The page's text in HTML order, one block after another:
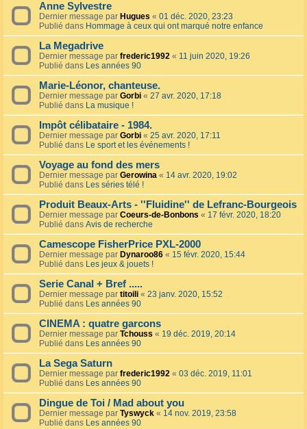
Anne Sylvestre
Dernier message par Hugues « 01 déc. 2020, 23:23
Publié dans Hommage à ceux qui ont marqué notre enfance
La Megadrive
Dernier message par frederic1992 « 11 juin 2020, 19:26
Publié dans Les années 90
Marie-Léonor, chanteuse.
Dernier message par Gorbi « 27 avr. 2020, 17:18
Publié dans La musique !
Impôt célibataire - 1984.
Dernier message par Gorbi « 25 avr. 2020, 17:11
Publié dans Le sport et les événements !
Voyage au fond des mers
Dernier message par Gerowina « 14 avr. 2020, 19:02
Publié dans Les séries télé !
Produit Beaux-Arts - ''Fluidine'' de Lefranc-Bourgeois
Dernier message par Coeurs-de-Bonbons « 17 févr. 2020, 18:20
Publié dans Avis de recherche
Camescope FisherPrice PXL-2000
Dernier message par Dynaroo86 « 15 févr. 2020, 15:44
Publié dans Les jeux & jouets !
Serie Canal + Bref .....
Dernier message par titoili « 23 janv. 2020, 15:52
Publié dans Les années 90
CINEMA : quatre garcons
Dernier message par Tchouss « 19 déc. 2019, 20:14
Publié dans Les années 90
La Sega Saturn
Dernier message par frederic1992 « 03 déc. 2019, 11:01
Publié dans Les années 90
Dingue de Toi / Mad about you
Dernier message par Tyswyck « 14 nov. 2019, 23:58
Publié dans Les années 90